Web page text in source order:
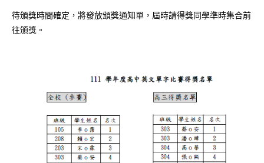
待頒獎時間確定，將發放頒獎通知單，屆時請得獎同學準時集合前
往頒獎。